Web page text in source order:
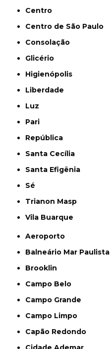
Centro
Centro de São Paulo
Consolação
Glicério
Higienópolis
Liberdade
Luz
Pari
República
Santa Cecília
Santa Efigênia
Sé
Trianon Masp
Vila Buarque
Aeroporto
Balneário Mar Paulista
Brooklin
Campo Belo
Campo Grande
Campo Limpo
Capão Redondo